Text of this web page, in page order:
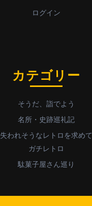
ログイン
カテゴリー
そうだ、詣でよう
名所・史跡巡礼記
失われそうなレトロを求めて
ガチレトロ
駄菓子屋さん巡り